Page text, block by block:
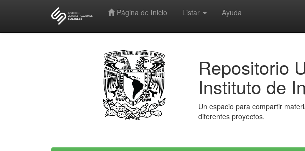
Página de inicio Listar Ayuda
Repositorio
Instituto de
Un espacio para compartir
diferentes proyectos.